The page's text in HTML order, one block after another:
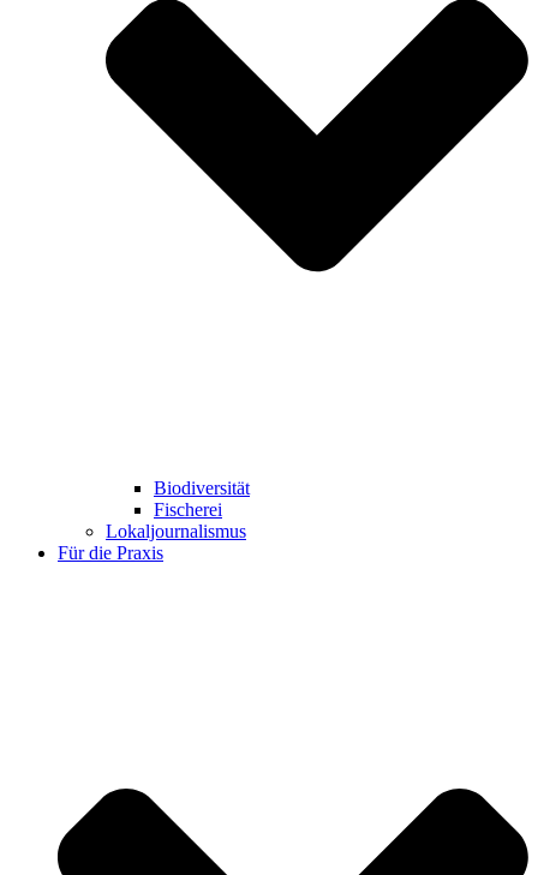
Biodiversität
Fischerei
Lokaljournalismus
Für die Praxis